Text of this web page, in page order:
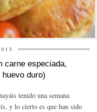
carne especiada,
duro)
tenido una semana
y lo cierto es que han sido